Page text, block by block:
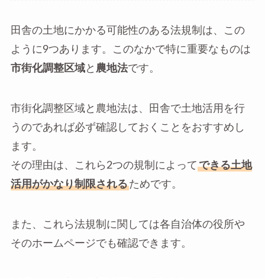
田舎の土地にかかる可能性のある法規制は、この
ように9つあります。このなかで特に重要なものは
市街化調整区域と 農地法です。
市街化調整区域と農地法は、田舎で土地活用を行
うのであれば必ず確認しておくことをおすすめし
ます。
その理由は、これら2つの規制によって できる土地
活用がかなり制限されるためです。
また、これら法規制に関しては各自治体の役所や
そのホームページでも確認できます。